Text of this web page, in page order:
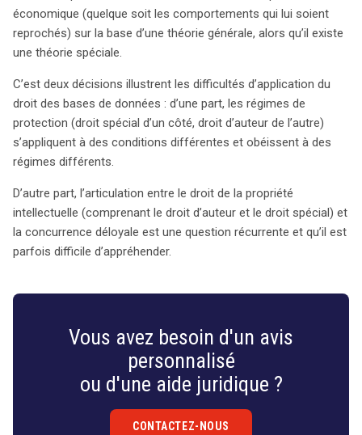
économique (quelque soit les comportements qui lui soient
reprochés) sur la base d’une théorie générale, alors qu’il existe
une théorie spéciale.
C’est deux décisions illustrent les difficultés d’application du
droit des bases de données : d’une part, les régimes de
protection (droit spécial d’un côté, droit d’auteur de l’autre)
s’appliquent à des conditions différentes et obéissent à des
régimes différents.
D’autre part, l’articulation entre le droit de la propriété
intellectuelle (comprenant le droit d’auteur et le droit spécial) et
la concurrence déloyale est une question récurrente et qu’il est
parfois difficile d’appréhender.
Vous avez besoin d'un avis
personnalisé
ou d'une aide juridique ?
CONTACTEZ-NOUS